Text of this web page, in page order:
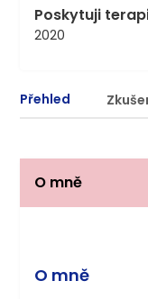
Poskytuji
2020
Přehled
O mně
O mně